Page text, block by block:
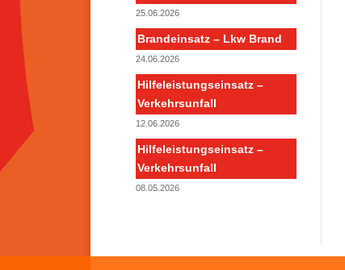
25.06.2026
Brandeinsatz – Lkw Brand
24.06.2026
Hilfeleistungseinsatz –
Verkehrsunfall
12.06.2026
Hilfeleistungseinsatz –
Verkehrsunfall
08.05.2026